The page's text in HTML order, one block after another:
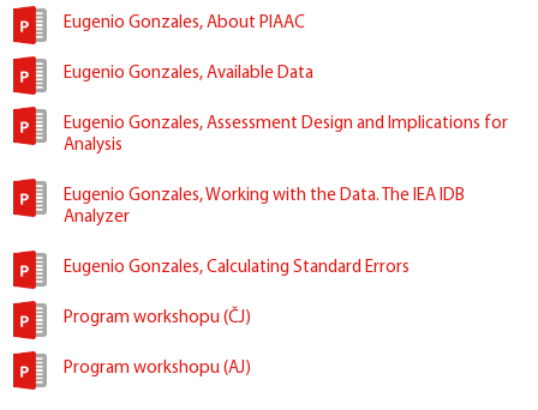
Eugenio Gonzales, About PIAAC
Eugenio Gonzales, Available Data
Eugenio Gonzales, Assessment Design and Implications for
Analysis
Eugenio Gonzales, Working with the Data. The IEA IDB
Analyzer
Eugenio Gonzales, Calculating Standard Errors
Program workshopu (ČJ)
Program workshopu (AJ)